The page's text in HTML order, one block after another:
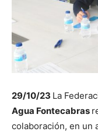
29/10/23 La
Agua Fontecabras
colaboración, en un